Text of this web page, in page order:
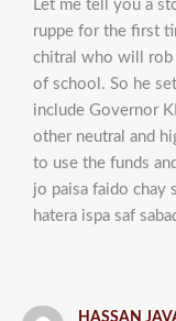
Let me tell you a
ruppe for the first
chitral who will rob
of school. So he
include Governor
other neutral and
to use the funds
jo paisa faido chay
hatera ispa saf
HASSAN